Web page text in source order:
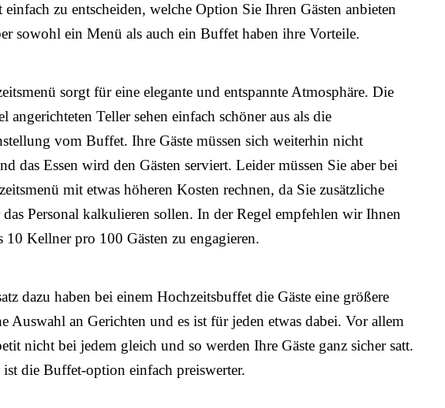
einfach zu entscheiden, welche Option Sie Ihren Gästen anbieten
sowohl ein Menü als auch ein Buffet haben ihre Vorteile.
sorgt für eine elegante und entspannte Atmosphäre. Die
angerichteten Teller sehen einfach schöner aus als die
vom Buffet. Ihre Gäste müssen sich weiterhin nicht
das Essen wird den Gästen serviert. Leider müssen Sie aber bei
mit etwas höheren Kosten rechnen, da Sie zusätzliche
Personal kalkulieren sollen. In der Regel empfehlen wir Ihnen
10 Kellner pro 100 Gästen zu engagieren.
dazu haben bei einem Hochzeitsbuffet die Gäste eine größere
Auswahl an Gerichten und es ist für jeden etwas dabei. Vor allem
nicht bei jedem gleich und so werden Ihre Gäste ganz sicher satt.
die Buffet-option einfach preiswerter.